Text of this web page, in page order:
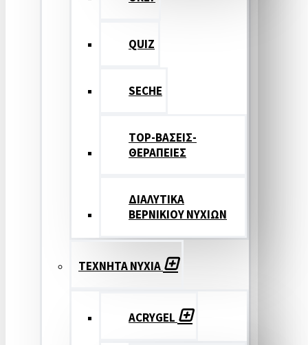
QUIZ
SECHE
TOP-ΒΑΣΕΙΣ-
ΘΕΡΑΠΕΙΕΣ
ΔΙΑΛΥΤΙΚΑ
ΒΕΡΝΙΚΙΟΥ ΝΥΧΙΩΝ
ΤΕΧΝΗΤΑ ΝΥΧΙΑ
ACRYGEL